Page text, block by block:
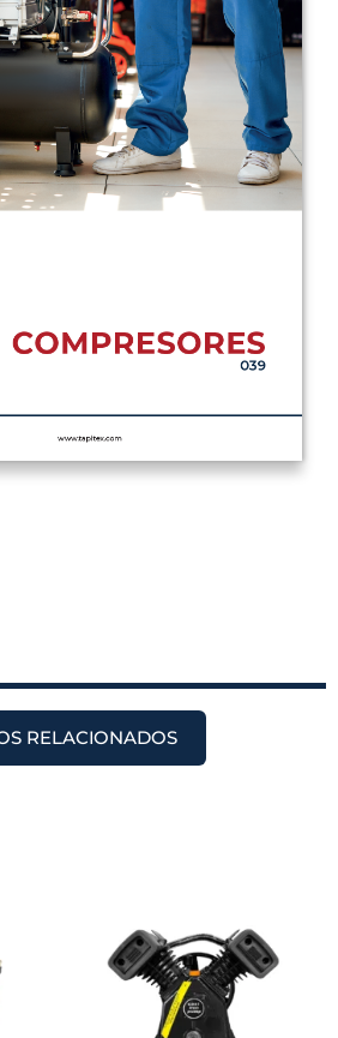
RELACIONADOS